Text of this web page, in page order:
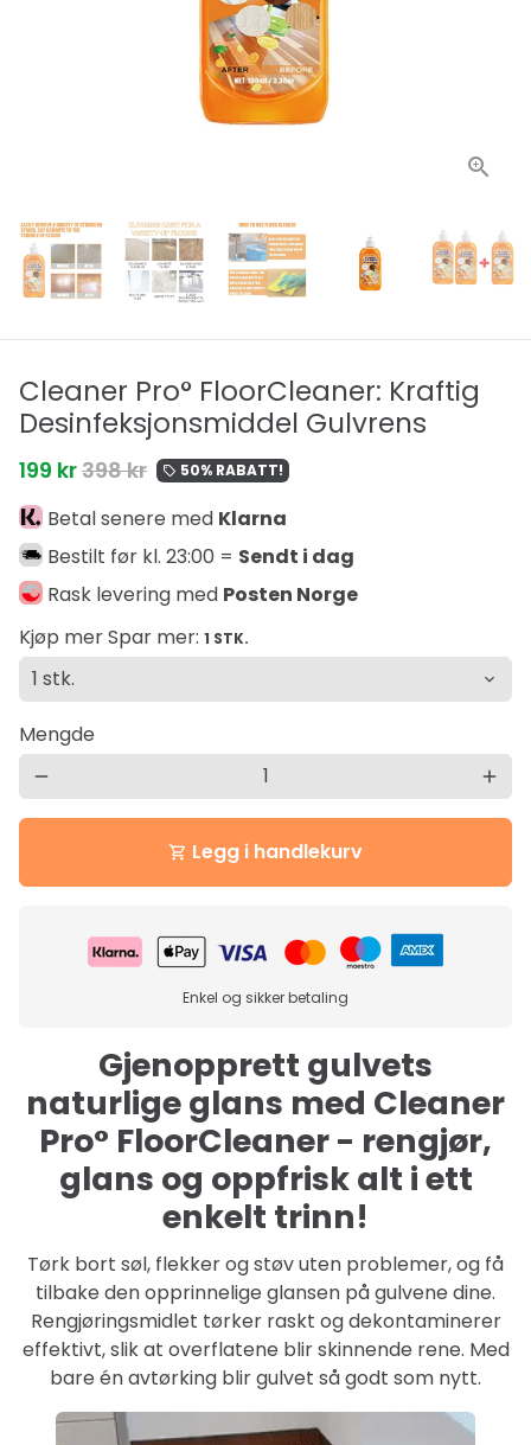
Cleaner Pro° FloorCleaner: Kraftig
Desinfeksjonsmiddel Gulvrens
199 kr398 kr local_offer 50% RABATT!
Betal senere med Klarna
Bestilt før kl. 23:00 = Sendt i dag
Rask levering med Posten Norge
Kjøp mer Spar mer: 1 STK.
Mengde
remove add
shopping_cart Legg i handlekurv
Enkel og sikker betaling
Gjenopprett gulvets
naturlige glans med Cleaner
Pro° FloorCleaner - rengjør,
glans og oppfrisk alt i ett
enkelt trinn!
Tørk bort søl, flekker og støv uten problemer, og få
tilbake den opprinnelige glansen på gulvene dine.
Rengjøringsmidlet tørker raskt og dekontaminerer
effektivt, slik at overflatene blir skinnende rene. Med
bare én avtørking blir gulvet så godt som nytt.